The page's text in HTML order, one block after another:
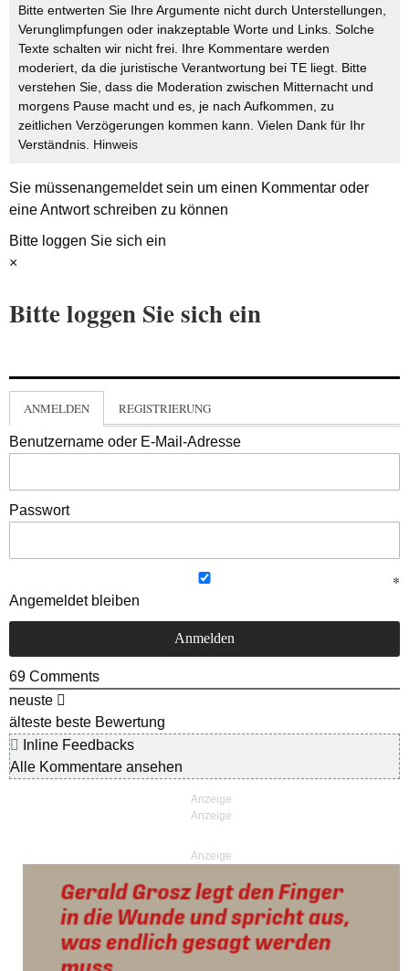
Bitte entwerten Sie Ihre Argumente nicht durch Unterstellungen,
Verunglimpfungen oder inakzeptable Worte und Links. Solche
Texte schalten wir nicht frei. Ihre Kommentare werden
moderiert, da die juristische Verantwortung bei TE liegt. Bitte
verstehen Sie, dass die Moderation zwischen Mitternacht und
morgens Pause macht und es, je nach Aufkommen, zu
zeitlichen Verzögerungen kommen kann. Vielen Dank für Ihr
Verständnis. Hinweis
Sie müssenangemeldetsein um einen Kommentar oder
eine Antwort schreiben zu können
Bitte loggen Sie sich ein
×
Bitte loggen Sie sich ein
ANMELDEN REGISTRIERUNG
Benutzername oder E-Mail-Adresse
Passwort
Angemeldet bleiben
69 Comments
neuste
älteste beste Bewertung
Inline Feedbacks
Alle Kommentare ansehen
Anzeige